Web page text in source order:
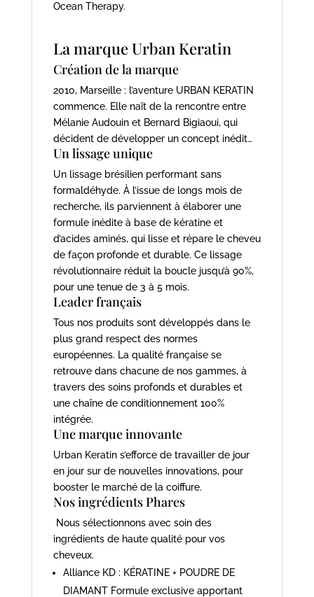
Ocean Therapy.
La marque Urban Keratin
Création de la marque
2010, Marseille : l’aventure URBAN KERATIN
commence. Elle naît de la rencontre entre
Mélanie Audouin et Bernard Bigiaoui, qui
décident de développer un concept inédit…
Un lissage unique
Un lissage brésilien performant sans
formaldéhyde. À l’issue de longs mois de
recherche, ils parviennent à élaborer une
formule inédite à base de kératine et
d’acides aminés, qui lisse et répare le cheveu
de façon profonde et durable. Ce lissage
révolutionnaire réduit la boucle jusqu’à 90%,
pour une tenue de 3 à 5 mois.
Leader français
Tous nos produits sont développés dans le
plus grand respect des normes
européennes. La qualité française se
retrouve dans chacune de nos gammes, à
travers des soins profonds et durables et
une chaîne de conditionnement 100%
intégrée.
Une marque innovante
Urban Keratin s’efforce de travailler de jour
en jour sur de nouvelles innovations, pour
booster le marché de la coiffure.
Nos ingrédients Phares
Nous sélectionnons avec soin des
ingrédients de haute qualité pour vos
cheveux.
Alliance KD : KÉRATINE + POUDRE DE
DIAMANT Formule exclusive apportant